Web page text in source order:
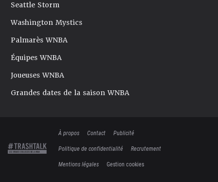
Seattle Storm
Washington Mystics
Palmarès WNBA
Équipes WNBA
Joueuses WNBA
Grandes dates de la saison WNBA
À propos Contact
Publicité
Politique de confidentialité
Recrutement
Mentions légales
Gestion cookies